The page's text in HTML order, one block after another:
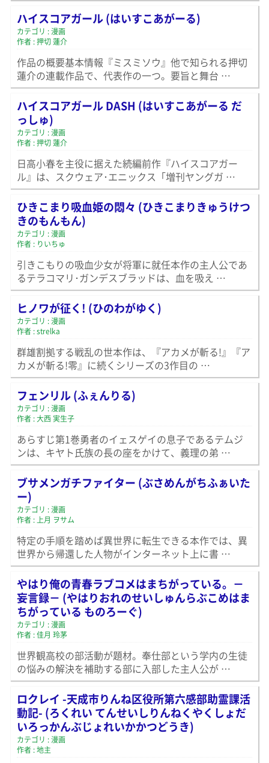
ハイスコアガール (はいすこあがーる)
カテゴリ : 漫画
作者 : 押切 蓮介
作品の概要基本情報『ミスミソウ』他で知られる押切
蓮介の連載作品で、代表作の一つ。要旨と舞台 …
ハイスコアガール DASH (はいすこあがーる だ
っしゅ)
カテゴリ : 漫画
作者 : 押切 蓮介
日高小春を主役に据えた続編前作『ハイスコアガー
ル』は、スクウェア･エニックス「増刊ヤングガ …
ひきこまり吸血姫の悶々 (ひきこまりきゅうけつ
きのもんもん)
カテゴリ : 漫画
作者 : りいちゅ
引きこもりの吸血少女が将軍に就任本作の主人公であ
るテラコマリ･ガンデスブラッドは、血を吸え …
ヒノワが征く! (ひのわがゆく)
カテゴリ : 漫画
作者 : strelka
群雄割拠する戦乱の世本作は、『アカメが斬る!』『ア
カメが斬る!零』に続くシリーズの3作目の …
フェンリル (ふぇんりる)
カテゴリ : 漫画
作者 : 大西 実生子
あらすじ第1巻勇者のイェスゲイの息子であるテムジ
ンは、キヤト氏族の長の座をかけて、義理の弟 …
ブサメンガチファイター (ぶさめんがちふぁいた
ー)
カテゴリ : 漫画
作者 : 上月 ヲサム
特定の手順を踏めば異世界に転生できる本作では、異
世界から帰還した人物がインターネット上に書 …
やはり俺の青春ラブコメはまちがっている。－
妄言録－ (やはりおれのせいしゅんらぶこめはま
ちがっている ものろーぐ)
カテゴリ : 漫画
作者 : 佳月 玲茅
世界観高校の部活動が題材。奉仕部という学内の生徒
の悩みの解決を補助する部に入部した主人公が …
ロクレイ -天成市りんね区役所第六感部助霊課活
動記- (ろくれい てんせいしりんねくやくしょだ
いろっかんぶじょれいかかつどうき)
カテゴリ : 漫画
作者 : 地主